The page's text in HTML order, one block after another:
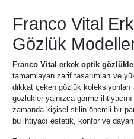
Franco Vital
Gözlük
Franco Vital erkek optik
tamamlayan zarif tasarımları ve
dikkat çeken gözlük koleksiyonları
gözlükler yalnızca görme
zamanda kişisel stilin önemli bir
bu ihtiyacı estetik, konfor ve